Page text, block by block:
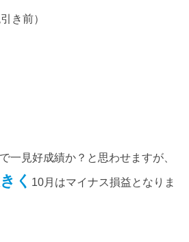
引き前）
で一見好成績か？と思わせますが、
く 10月はマイナス損益となりま